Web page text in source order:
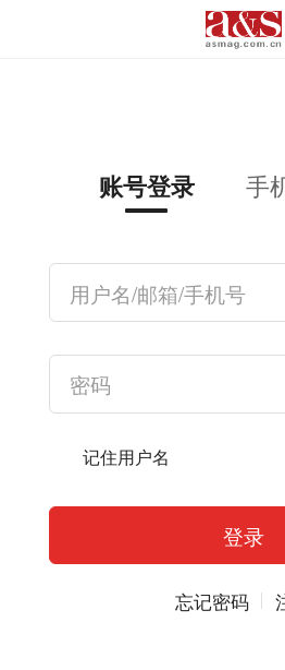
账号登录 手
记住用户名
忘记密码